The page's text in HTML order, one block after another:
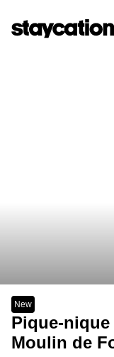
New
Pique-nique
Moulin de